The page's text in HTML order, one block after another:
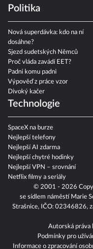
© 2001 - 2026
se sídlem náměstí Marie
Strašnice, IČO: 02346826,
Autorská práva
Podmínky pro
Informace o zpracování
Politika
Nová superdávka: kdo na ní
dosáhne?
Sjezd sudetských Němců
Proč vláda zavádí EET?
Padni komu padni
Výpověď z práce vzor
Divoký kačer
Technologie
SpaceX na burze
Nejlepší telefony
Nejlepší AI zdarma
Nejlepší chytré hodinky
Nejlepší VPN – srovnání
Netflix filmy a seriály